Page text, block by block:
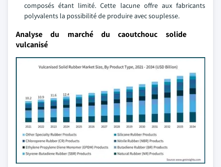
composés étant limité. Cette lacune offre aux fabricants
polyvalents la possibilité de produire avec souplesse.
Analyse du marché du caoutchouc solide
vulcanisé